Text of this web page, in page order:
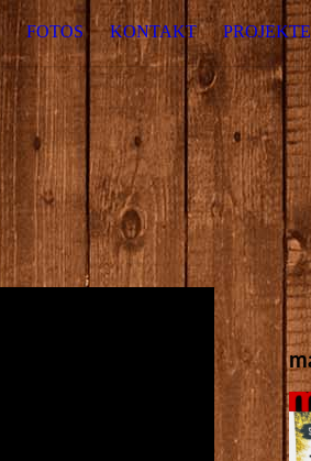
FOTOS KONTAKT PROJEKTE